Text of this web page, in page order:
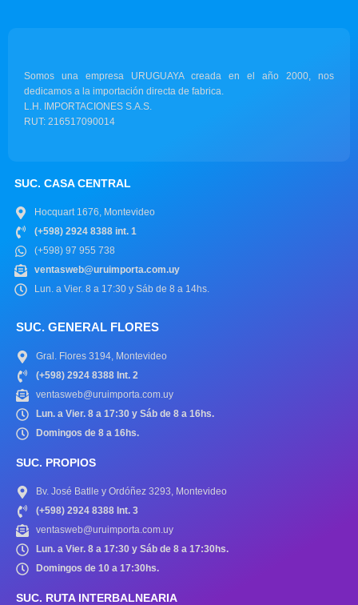
Somos una empresa URUGUAYA creada en el año 2000, nos
dedicamos a la importación directa de fabrica.
L.H. IMPORTACIONES S.A.S.
RUT: 216517090014
SUC. CASA CENTRAL
Hocquart 1676, Montevideo
(+598) 2924 8388 int. 1
(+598) 97 955 738
ventasweb@uruimporta.com.uy
Lun. a Vier. 8 a 17:30 y Sáb de 8 a 14hs.
SUC. GENERAL FLORES
Gral. Flores 3194, Montevideo
(+598) 2924 8388 Int. 2
ventasweb@uruimporta.com.uy
Lun. a Vier. 8 a 17:30 y Sáb de 8 a 16hs.
Domingos de 8 a 16hs.
SUC. PROPIOS
Bv. José Batlle y Ordóñez 3293, Montevideo
(+598) 2924 8388 Int. 3
ventasweb@uruimporta.com.uy
Lun. a Vier. 8 a 17:30 y Sáb de 8 a 17:30hs.
Domingos de 10 a 17:30hs.
SUC. RUTA INTERBALNEARIA